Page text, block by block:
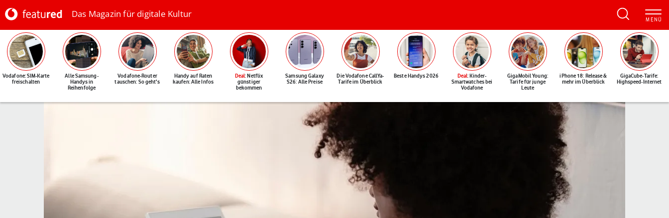
Das Magazin für digitale Kultur
Vodafone: SIM-Karte
freischalten
Alle Samsung-
Handys in
Reihenfolge
Vodafone-Router
tauschen: So geht's
Handy auf Raten
kaufen: Alle Infos
Deal: Netflix
günstiger
bekommen
Samsung Galaxy
S26: Alle Preise
Die Vodafone CallYa-
Tarife im Überblick
Beste Handys 2026 Deal: Kinder-
Smartwatches bei
Vodafone
GigaMobil Young:
Tarife für junge
Leute
iPhone 18: Release &
mehr im Überblick
GigaCube-Tarife:
Highspeed-Internet